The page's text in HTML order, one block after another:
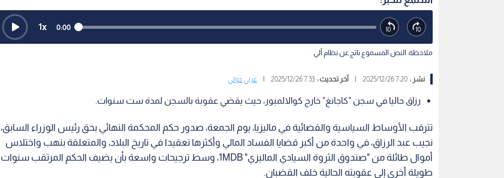
0:00
1x
ملاحظة: النص المسموع ناتج عن نظام آلي
نشر :7:20 2025/12/26 آخر تحديث :7:33 2025/12/26 عربي دولي
رزاق حاليا في سجن "كاجانغ" خارج كوالالمبور، حيث يقضي عقوبة بالسجن لمدة ست سنوات.
تترقب الأوساط السياسية والقضائية في ماليزيا، يوم الجمعة، صدور حكم المحكمة النهائي بحق رئيس الوزراء السابق،
نجيب عبد الرزاق، في واحدة من أكبر قضايا الفساد المالي وأكثرها تعقيدا في تاريخ البلاد، والمتعلقة بنهب واختلاس
أموال طائلة من "صندوق الثروة السيادي الماليزي" 1MDB، وسط ترجيحات واسعة بأن يضيف الحكم المرتقب سنوات
طويلة أخرى إلى عقوبته الحالية خلف القضبان.